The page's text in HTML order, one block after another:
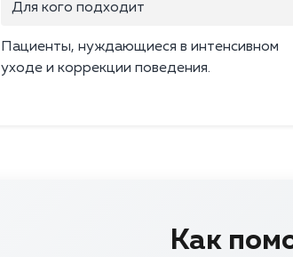
Для кого подходит
Пациенты, нуждающиеся в интенсивном
уходе и коррекции поведения.
Как